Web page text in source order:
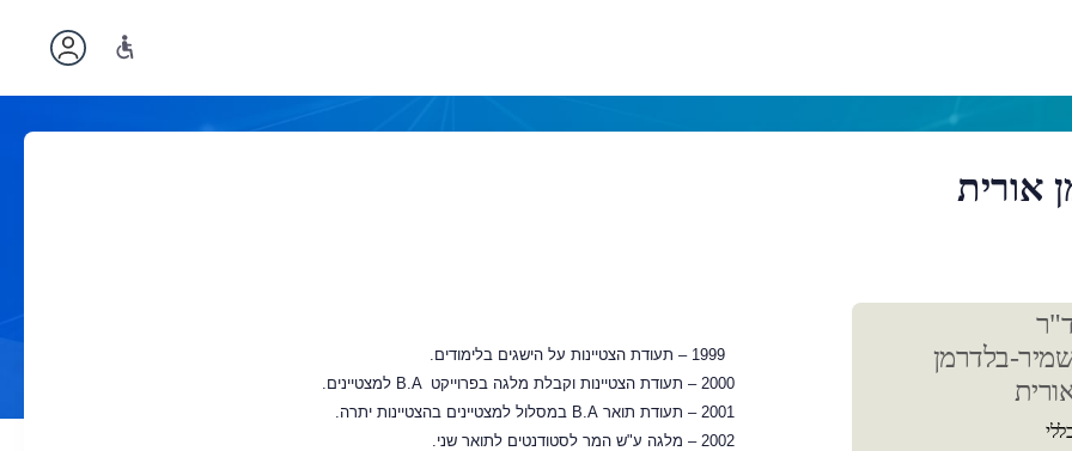
אורית
בלדרמן
1999
–תעודת הצטיינות על הישגים בלימודים.
2000
–תעודת הצטיינות וקבלת מלגה בפרוייקט B.A למצטיינים.
2001
–תעודת תואר B.A במסלול למצטיינים בהצטיינות יתרה.
2002
–מלגה ע"ש המר לסטודנטים לתואר שני.